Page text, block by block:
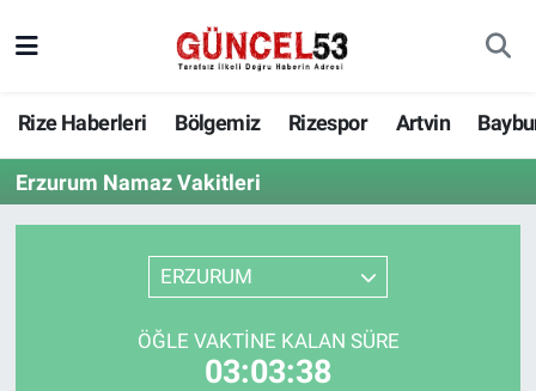
Rize Haberleri Bölgemiz Rizespor Artvin
Erzurum Namaz Vakitleri
ERZURUM
ÖĞLE VAKTINE KALAN SÜRE
03:03:38